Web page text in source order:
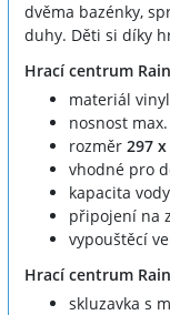
dvěma bazénky,
duhy. Děti si díky
Hrací centrum
materiál
nosnost
rozměr 297
vhodné pro
kapacita vody
připojení na
vypouštěcí
Hrací centrum
skluzavka s